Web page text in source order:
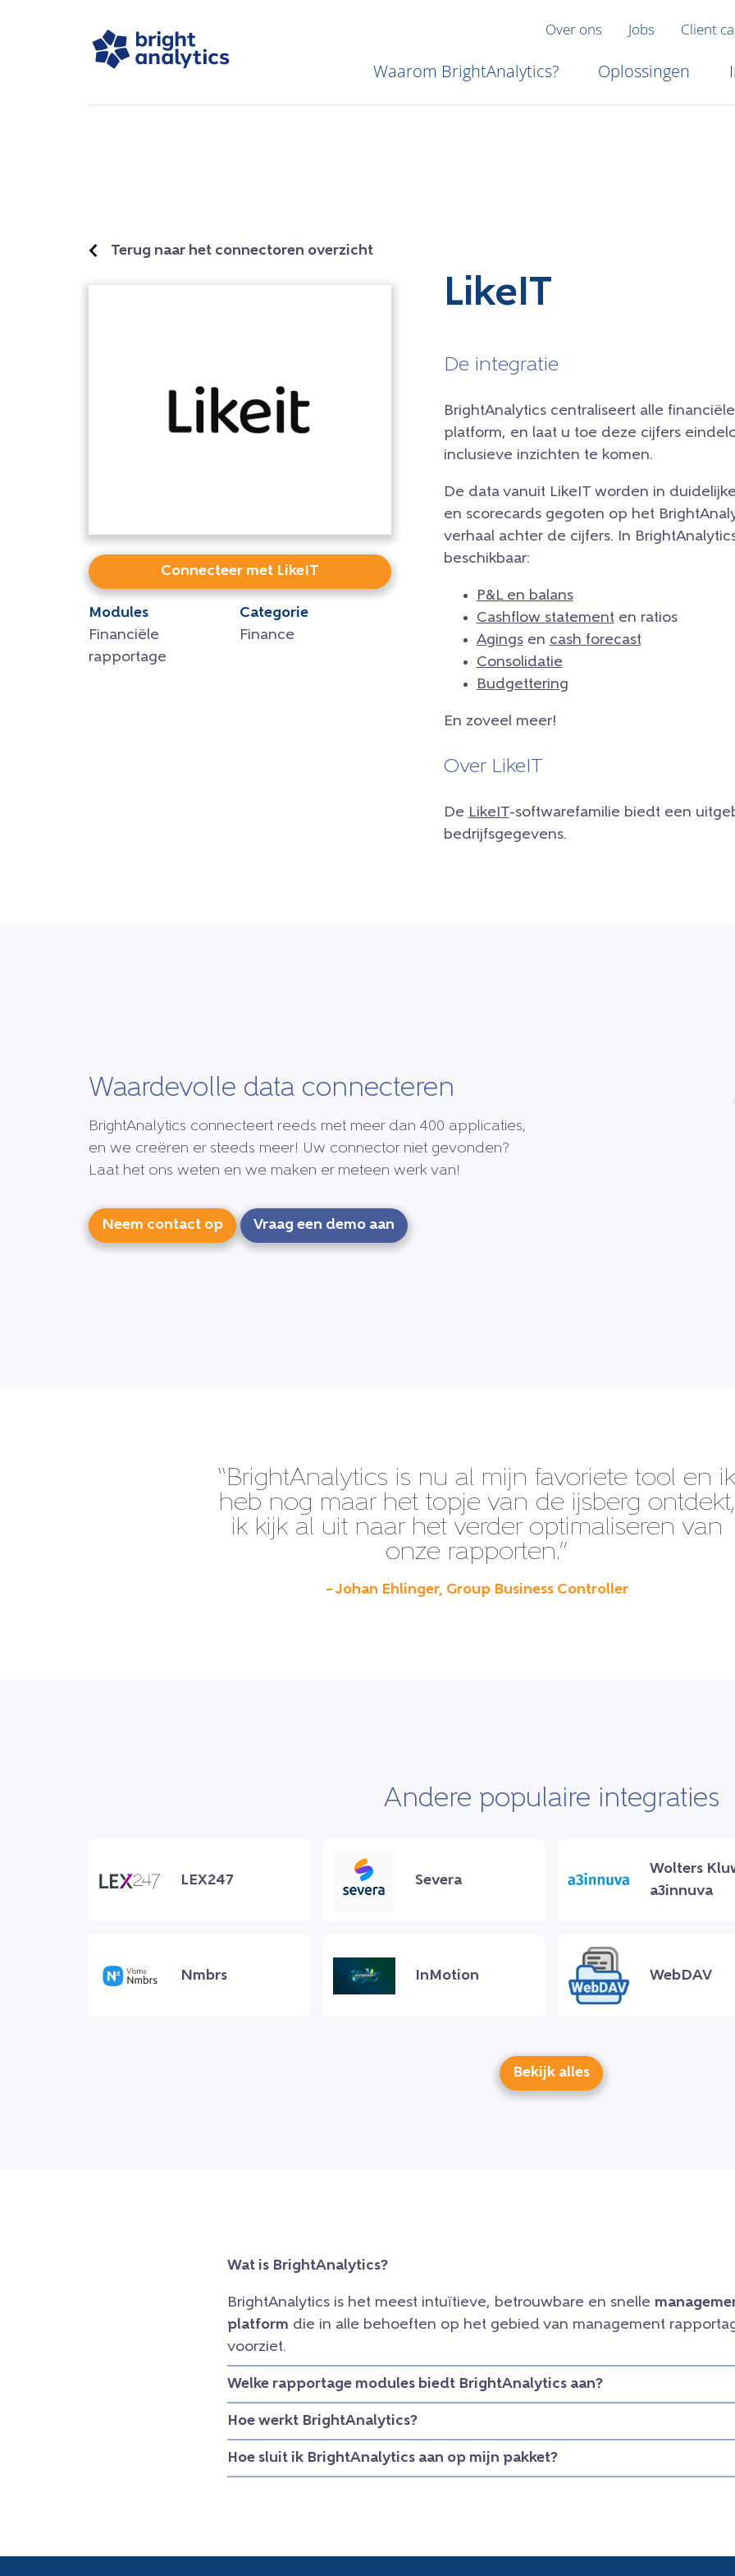
Over ons Jobs Client
Waarom BrightAnalytics? Oplossingen
Terug naar het connectoren overzicht
Connecteer met LikeIT
Modules
Financiële
rapportage
Categorie
Finance
LikeIT
De integratie
BrightAnalytics centraliseert alle
platform, en laat u toe deze cijfers
inclusieve inzichten te komen.
De data vanuit LikeIT worden in
en scorecards gegoten op het
verhaal achter de cijfers. In
beschikbaar:
P&L en balans
Cashflow statementen ratios
Agingsen cash forecast
Consolidatie
Budgettering
En zoveel meer!
Over LikeIT
De LikeIT-softwarefamilie biedt een
bedrijfsgegevens.
Waardevolle data connecteren
BrightAnalytics connecteert reeds met meer dan 400 applicaties,
en we creëren er steeds meer! Uw connector niet gevonden?
Laat het ons weten en we maken er meteen werk van!
Neem contact op Vraag een demo aan
“BrightAnalytics is nu al mijn favoriete tool en ik
heb nog maar het topje van de ijsberg ontdekt,
ik kijk al uit naar het verder optimaliseren van
onze rapporten.”
– Johan Ehlinger, Group Business Controller
Andere populaire integraties
LEX247 Severa
Wolters
a3innuva
Nmbrs InMotion WebDAV
Bekijk alles
Wat is BrightAnalytics?
BrightAnalytics is het meest intuïtieve, betrouwbare en snelle
platform die in alle behoeften op het gebied van management
voorziet.
Welke rapportage modules biedt BrightAnalytics aan?
Hoe werkt BrightAnalytics?
Hoe sluit ik BrightAnalytics aan op mijn pakket?